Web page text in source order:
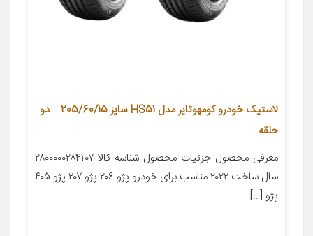
لاستیک خودرو کومهوتایر مدل HS51 سایز 205/60/15 – دو
حلقه
معرفی محصول جزئیات محصول شناسه کالا ۲۸۰۰۰۰۰۲۸۴۱۰۷
سال ساخت ۲۰۲۲ مناسب برای خودرو پژو ۲۰۶ پژو ۲۰۷ پژو ۴۰۵
پژو […]